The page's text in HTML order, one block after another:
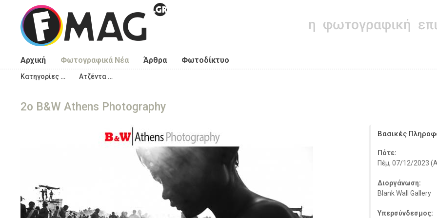
Παράκαμψη προς το κυρίως περιεχόμενο
Αρχική Φωτογραφικά Νέα Άρθρα Φωτοδίκτυο
Κατηγορίες … Ατζέντα …
2ο B&W Athens Photography
Βασικές
Πότε:
Πέμ, 07/12/2023
Διοργάνωση:
Blank Wall Gallery
Υπερσύνδεσμος: